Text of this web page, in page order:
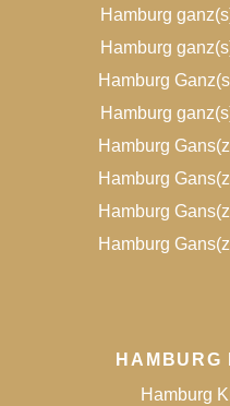
Hamburg
Hamburg
Hamburg
Hamburg
Hamburg
Hamburg
Hamburg
Hamburg
HAMBURG
Hamburg